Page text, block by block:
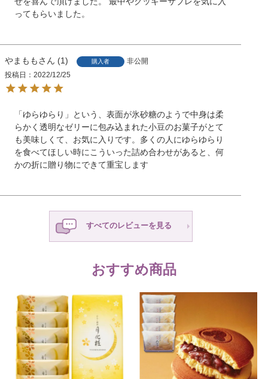
ってもらいました。
やまもも 1 購入者
非公開
投稿日
2022/12/25
「ゆらゆらり」という、表面が氷砂糖のようで中身は柔
らかく透明なゼリーに包み込まれた小豆のお菓子がとて
も美味しくて、お気に入りです。多くの人にゆらゆらり
を食べてほしい時にこういった詰め合わせがあると、何
かの折に贈り物にできて重宝します
すべてのレビューを見る
おすすめ商品